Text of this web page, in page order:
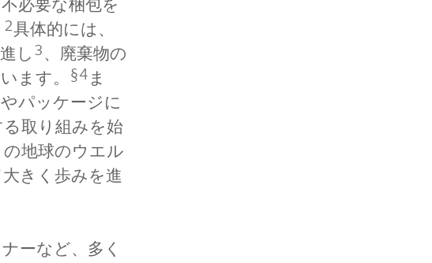
2具体的には、
し3、廃棄物の
ます。 §4ま
パッケージに
取り組みを始
地球のウエル
きく歩みを進
ーなど、多く